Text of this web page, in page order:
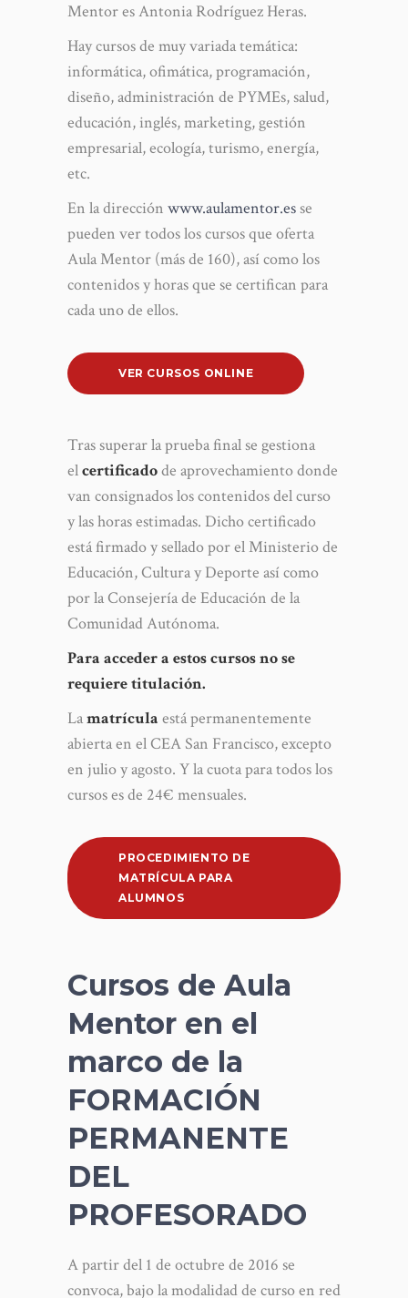
Mentor es Antonia Rodríguez Heras.
Hay cursos de muy variada temática:
informática, ofimática, programación,
diseño, administración de PYMEs, salud,
educación, inglés, marketing, gestión
empresarial, ecología, turismo, energía,
etc.
En la dirección www.aulamentor.esse
pueden ver todos los cursos que oferta
Aula Mentor (más de 160), así como los
contenidos y horas que se certifican para
cada uno de ellos.
VER CURSOS ONLINE
Tras superar la prueba final se gestiona
elcertificadode aprovechamiento donde
van consignados los contenidos del curso
y las horas estimadas. Dicho certificado
está firmado y sellado por el Ministerio de
Educación, Cultura y Deporte así como
por la Consejería de Educación de la
Comunidad Autónoma.
Para acceder a estos cursos no se
requiere titulación.
Lamatrícula está permanentemente
abierta en el CEA San Francisco, excepto
en julio y agosto. Y la cuota para todos los
cursos es de 24€ mensuales.
PROCEDIMIENTO DE
MATRÍCULA PARA
ALUMNOS
Cursos de Aula
Mentor en el
marco de la
FORMACIÓN
PERMANENTE
DEL
PROFESORADO
A partir del 1 de octubre de 2016 se
convoca, bajo la modalidad de curso en red